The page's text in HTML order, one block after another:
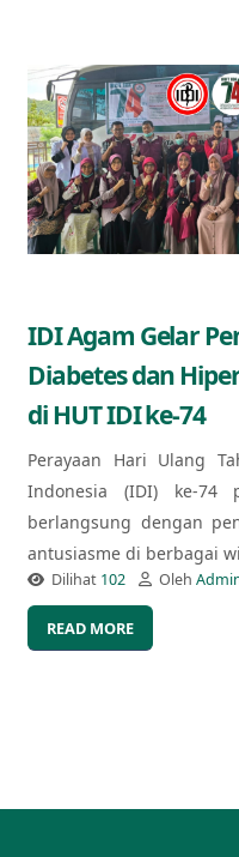
IDI Agam Gelar
Diabetes dan
di HUT IDI ke-74
Perayaan Hari Ulang
Indonesia (IDI) ke-74
berlangsung dengan
antusiasme di berbagai
Dilihat 102 Oleh
READ MORE